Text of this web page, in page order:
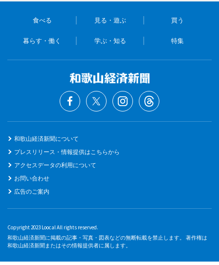
食べる 見る・遊ぶ 買う
暮らす・働く 学ぶ・知る 特集
和歌山経済新聞について
プレスリリース・情報提供はこちらから
アクセスデータの利用について
お問い合わせ
広告のご案内
Copyright 2023 Loocal All rights reserved.
和歌山経済新聞に掲載の記事・写真・図表などの無断転載を禁止します。 著作権は
和歌山経済新聞またはその情報提供者に属します。